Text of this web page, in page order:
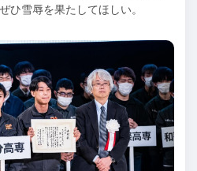
ひ雪辱を果たしてほしい。